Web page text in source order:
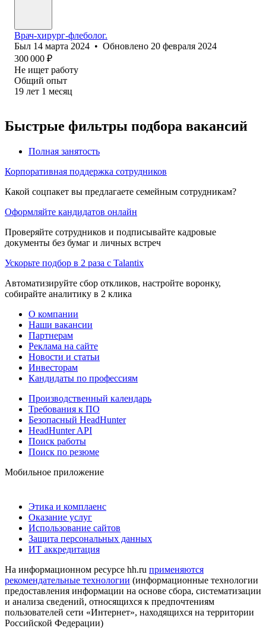
Врач-хирург-флеболог.
Был 14 марта 2024 • Обновлено 20 февраля 2024
300 000 ₽
Не ищет работу
Общий опыт
19 лет 1 месяц
Быстрые фильтры подбора вакансий
Полная занятость
Корпоративная поддержка сотрудников
Какой соцпакет вы предлагаете семейным сотрудникам?
Оформляйте кандидатов онлайн
Проверяйте сотрудников и подписывайте кадровые
документы без бумаг и личных встреч
Ускорьте подбор в 2 раза с Talantix
Автоматизируйте сбор откликов, настройте воронку,
собирайте аналитику в 2 клика
О компании
Наши вакансии
Партнерам
Реклама на сайте
Новости и статьи
Инвесторам
Кандидаты по профессиям
Производственный календарь
Требования к ПО
Безопасный HeadHunter
HeadHunter API
Поиск работы
Поиск по резюме
Мобильное приложение
Этика и комплаенс
Оказание услуг
Использование сайтов
Защита персональных данных
ИТ аккредитация
На информационном ресурсе hh.ru применяются
рекомендательные технологии (информационные технологии
предоставления информации на основе сбора, систематизации
и анализа сведений, относящихся к предпочтениям
пользователей сети «Интернет», находящихся на территории
Российской Федерации)